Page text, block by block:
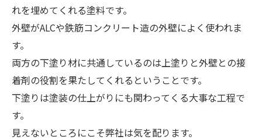
れを埋めてくれる塗料です。
外壁がALCや鉄筋コンクリート造の外壁によく使われま
す。
両方の下塗り材に共通しているのは上塗りと外壁との接
着剤の役割を果たしてくれるということです。
下塗りは塗装の仕上がりにも関わってくる大事な工程で
す。
見えないところにこそ弊社は気を配ります。